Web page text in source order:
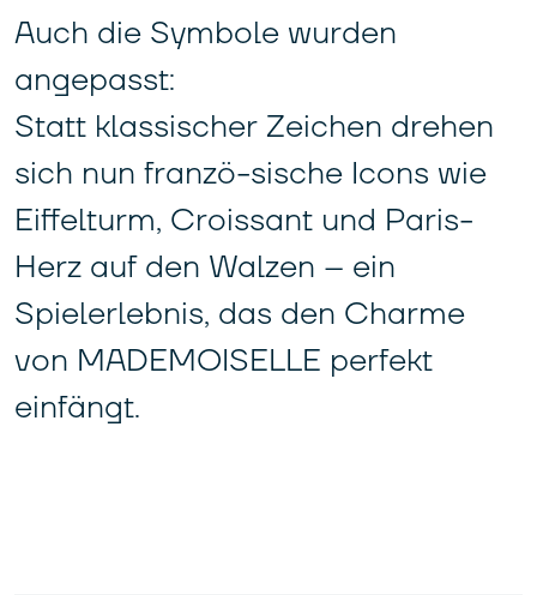
Auch die Symbole wurden
angepasst:
Statt klassischer Zeichen drehen
sich nun franzö-sische Icons wie
Eiffelturm, Croissant und Paris-
Herz auf den Walzen – ein
Spielerlebnis, das den Charme
von MADEMOISELLE perfekt
einfängt.